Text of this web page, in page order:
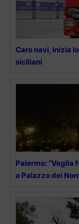
Caro navi, inizia
siciliani
Palermo: “Veglia
a Palazzo dei